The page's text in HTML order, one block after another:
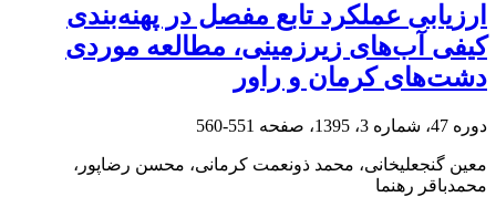
ارزیابی عملکرد تابع مفصل در پهنه‌بندی
کیفی آب‌های زیرزمینی، مطالعه موردی
دشت‌های کرمان و راور
دوره 47، شماره 3، 1395، صفحه 551-560
معین گنجعلیخانی، محمد ذونعمت کرمانی، محسن رضاپور،
محمدباقر رهنما